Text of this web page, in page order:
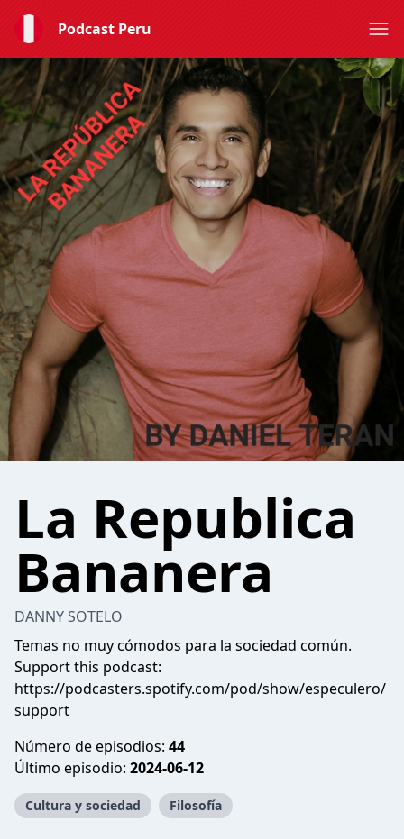
Podcast Peru
La Republica
Bananera
DANNY SOTELO
Temas no muy cómodos para la sociedad común.
Support this podcast:
https://podcasters.spotify.com/pod/show/especulero/
support
Número de episodios: 44
Último episodio: 2024-06-12
Cultura y sociedad Filosofía